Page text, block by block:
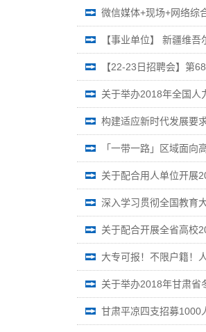
微信媒体+现场+网络综
【事业单位】 新疆维
【22-23日招聘会】第
关于举办2018年全国人
构建适应新时代发展要
「一带一路」区域面向
关于配合用人单位开展
关于配合开展全省高校
大专可报！不限户籍！
关于举办2018年甘肃省
甘肃平凉四支招募1000